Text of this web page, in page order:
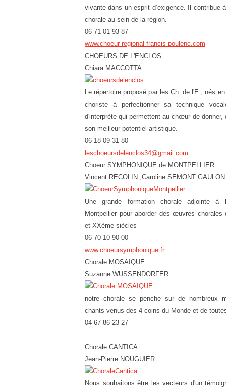
vivante dans un esprit d’exigence. Il contribue
chorale au sein de la région.
06 71 01 93 87
www.choeur-regional-francis-poulenc.com
CHOEURS DE L'ENCLOS
Chiara MACCOTTA
Le répertoire proposé par les Ch. de l'E., nés
choriste à perfectionner sa technique
d'interprète qui permettent au chœur de donner,
son meilleur potentiel artistique.
06 18 09 31 80
leschoeursdelenclos34@gmail.com
Choeur SYMPHONIQUE de MONTPELLIER
Vincent RECOLIN ,Caroline SEMONT GAULON
Une grande formation chorale adjointe à
Montpellier pour aborder des œuvres chorales
et XXème siècles
06 70 10 90 00
www.choeursymphonique.fr
Chorale MOSAIQUE
Suzanne WUSSENDORFER
notre chorale se penche sur de nombreux
chants venus des 4 coins du Monde et de
04 67 86 23 27
-
Chorale CANTICA
Jean-Pierre NOUGUIER
Nous souhaitons être les vecteurs d'un